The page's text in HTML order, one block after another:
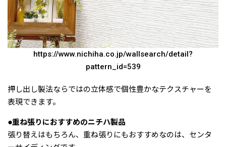
https://www.nichiha.co.jp/wallsearch/detail?
pattern_id=539
押し出し製法ならではの立体感で個性豊かなテクスチャーを
表現できます。
●重ね張りにおすすめのニチハ製品
張り替えはもちろん、重ね張りにもおすすめなのは、センタ